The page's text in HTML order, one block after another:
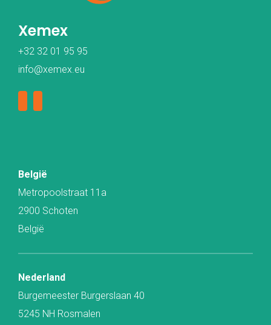
Xemex
+32 32 01 95 95
info@xemex.eu
België
Metropoolstraat 11a
2900 Schoten
België
Nederland
Burgemeester Burgerslaan 40
5245 NH Rosmalen